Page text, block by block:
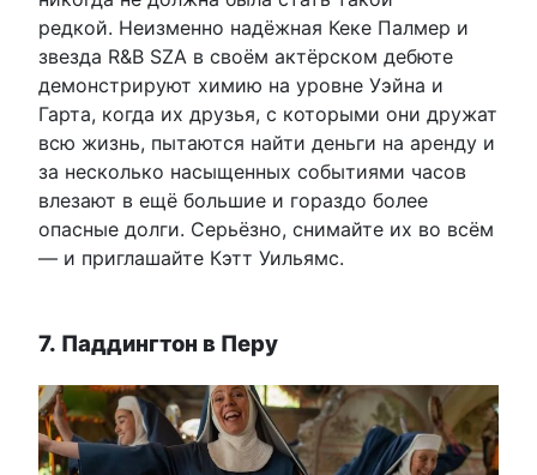
редкой. Неизменно надёжная Кеке Палмер и
звезда R&B SZA в своём актёрском дебюте
демонстрируют химию на уровне Уэйна и
Гарта, когда их друзья, с которыми они дружат
всю жизнь, пытаются найти деньги на аренду и
за несколько насыщенных событиями часов
влезают в ещё большие и гораздо более
опасные долги. Серьёзно, снимайте их во всём
— и приглашайте Кэтт Уильямс.
7. Паддингтон в Перу